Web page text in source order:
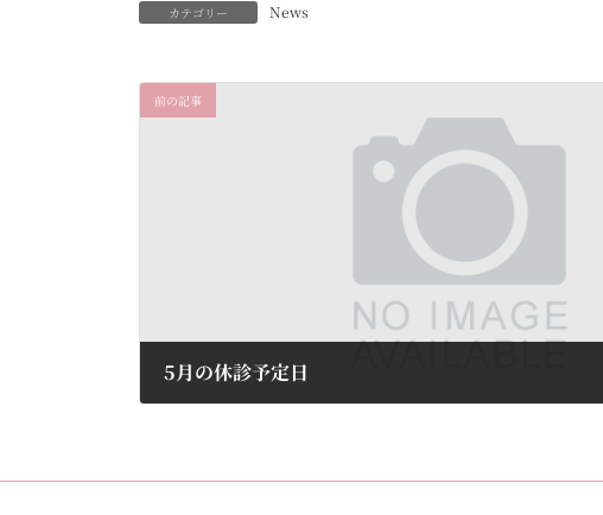
カテゴリー News
前の記事
5月の休診予定日